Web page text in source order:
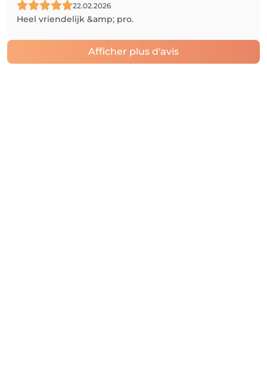
22.02.2026
Heel vriendelijk &amp; pro.
Afficher plus d'avis